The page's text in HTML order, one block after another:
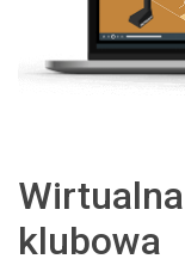
klubowa